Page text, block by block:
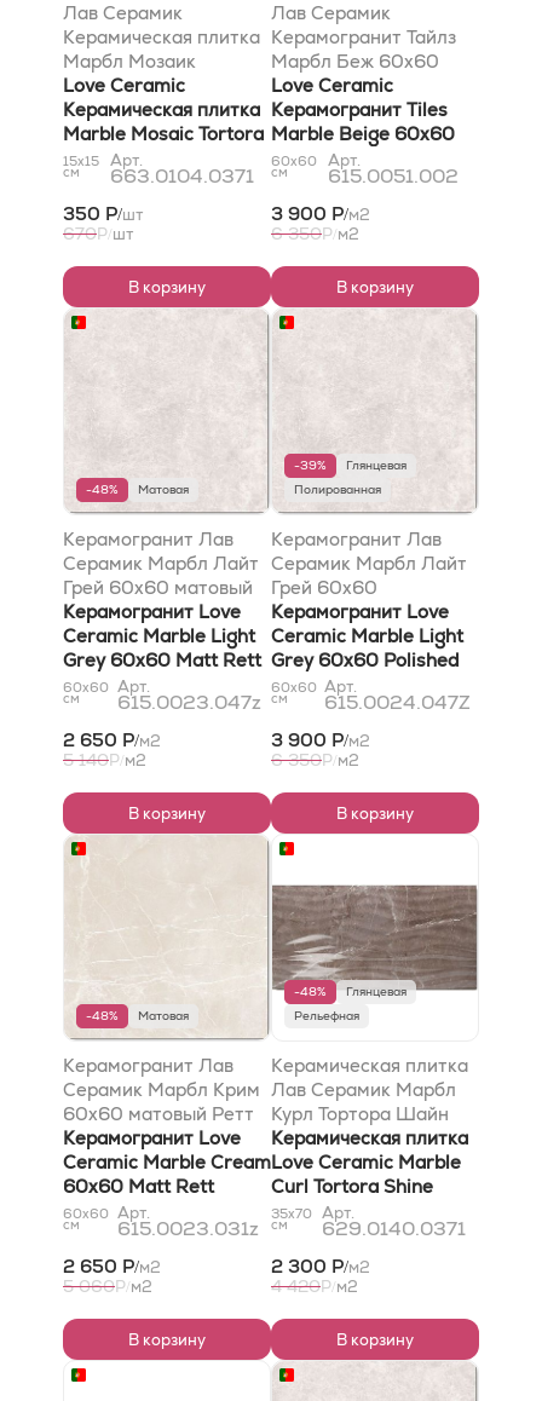
Лав Серамик
Керамическая плитка
Марбл Мозаик
Тортора 17,4x17,4
матовый
Love Ceramic
Керамическая плитка
Marble Mosaic Tortora
17,4x17,4 Matt
15x15
см
Арт.
663.0104.0371
350 Р/шт
670Р/шт
В корзину
Лав Серамик
Керамогранит Тайлз
Марбл Беж 60х60
полированный
Love Ceramic
Керамогранит Tiles
Marble Beige 60х60
Polished
60x60
см
Арт.
615.0051.002
3 900 Р/м2
6 350Р/м2
В корзину
-48% Матовая
Керамогранит Лав
Серамик Марбл Лайт
Грей 60x60 матовый
Ретт
Керамогранит Love
Ceramic Marble Light
Grey 60x60 Matt Rett
60x60
см
Арт.
615.0023.047z
2 650 Р/м2
5 140Р/м2
В корзину
-39%
Глянцевая
Полированная
Керамогранит Лав
Серамик Марбл Лайт
Грей 60x60
полированный Ретт
Керамогранит Love
Ceramic Marble Light
Grey 60x60 Polished
Rett
60x60
см
Арт.
615.0024.047Z
3 900 Р/м2
6 350Р/м2
В корзину
-48% Матовая
Керамогранит Лав
Серамик Марбл Крим
60x60 матовый Ретт
Керамогранит Love
Ceramic Marble Cream
60x60 Matt Rett
60x60
см
Арт.
615.0023.031z
2 650 Р/м2
5 060Р/м2
В корзину
-48%
Глянцевая
Рельефная
Керамическая плитка
Лав Серамик Марбл
Курл Тортора Шайн
35x70
Керамическая плитка
Love Ceramic Marble
Curl Tortora Shine
35x70
35x70
см
Арт.
629.0140.0371
2 300 Р/м2
4 420Р/м2
В корзину